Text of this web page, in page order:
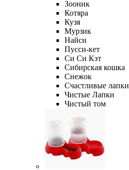
Зооник
Котяра
Кузя
Мурзик
Найси
Пусси-кет
Си Си Кэт
Сибирская кошка
Снежок
Счастливые лапки
Чистые Лапки
Чистый том